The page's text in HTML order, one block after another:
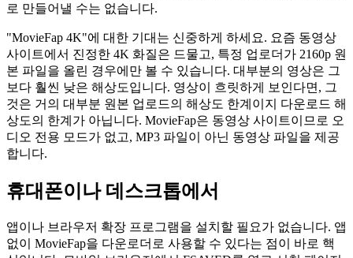
로 만들어낼 수는 없습니다.
"MovieFap 4K"에 대한 기대는 신중하게 하세요. 요즘 동영상
사이트에서 진정한 4K 화질은 드물고, 특정 업로더가 2160p 원
본 파일을 올린 경우에만 볼 수 있습니다. 대부분의 영상은 그
보다 훨씬 낮은 해상도입니다. 영상이 흐릿하게 보인다면, 그
것은 거의 대부분 원본 업로드의 해상도 한계이지 다운로드 해
상도의 한계가 아닙니다. MovieFap은 동영상 사이트이므로 오
디오 전용 모드가 없고, MP3 파일이 아닌 동영상 파일을 제공
합니다.
휴대폰이나 데스크톱에서
앱이나 브라우저 확장 프로그램을 설치할 필요가 없습니다. 앱
없이 MovieFap을 다운로더로 사용할 수 있다는 점이 바로 핵